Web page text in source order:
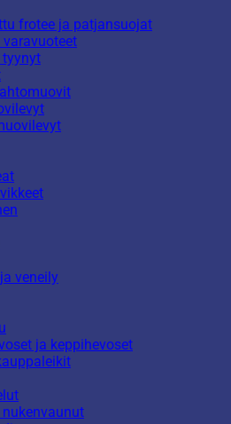
frotee ja patjansuojat
tyynyt
veneily
ja keppihevoset
nukenvaunut